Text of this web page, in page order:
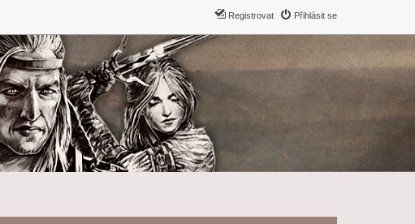
Přihlásit se
Registrovat